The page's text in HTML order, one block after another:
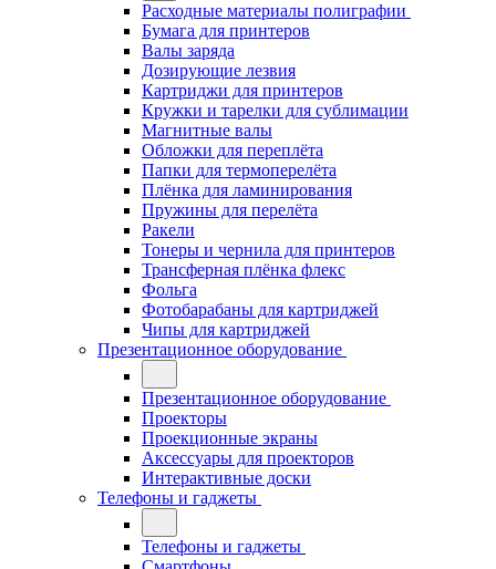
Расходные материалы полиграфии
Бумага для принтеров
Валы заряда
Дозирующие лезвия
Картриджи для принтеров
Кружки и тарелки для сублимации
Магнитные валы
Обложки для переплёта
Папки для термоперелёта
Плёнка для ламинирования
Пружины для перелёта
Ракели
Тонеры и чернила для принтеров
Трансферная плёнка флекс
Фольга
Фотобарабаны для картриджей
Чипы для картриджей
Презентационное оборудование
Презентационное оборудование
Проекторы
Проекционные экраны
Аксессуары для проекторов
Интерактивные доски
Телефоны и гаджеты
Телефоны и гаджеты